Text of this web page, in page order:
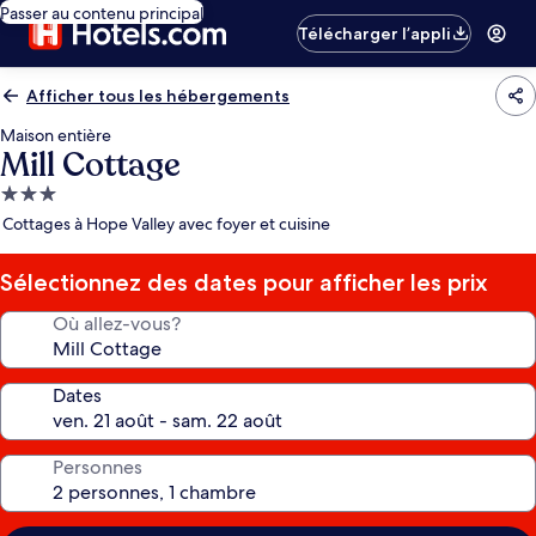
Passer au contenu principal
Télécharger l’appli
Afficher tous les hébergements
Maison entière
Mill Cottage
Hébergement
3.0 étoiles
Cottages à Hope Valley avec foyer et cuisine
Sélectionnez des dates pour afficher les prix
Où allez-vous?
Dates
Personnes